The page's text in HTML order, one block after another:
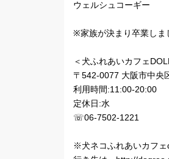
ウェルシュコーギー
※家族が決まり卒業しま
＜犬ふれあいカフェ
〒542-0077 大阪市中央
利用時間:11:00‐20:00
定休日:水
☏06-7502-1221
※犬ネコふれあいカフ